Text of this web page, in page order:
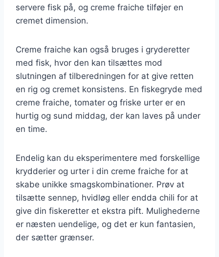
servere fisk på, og creme fraiche tilføjer en
cremet dimension.
Creme fraiche kan også bruges i gryderetter
med fisk, hvor den kan tilsættes mod
slutningen af tilberedningen for at give retten
en rig og cremet konsistens. En fiskegryde med
creme fraiche, tomater og friske urter er en
hurtig og sund middag, der kan laves på under
en time.
Endelig kan du eksperimentere med forskellige
krydderier og urter i din creme fraiche for at
skabe unikke smagskombinationer. Prøv at
tilsætte sennep, hvidløg eller endda chili for at
give din fiskeretter et ekstra pift. Mulighederne
er næsten uendelige, og det er kun fantasien,
der sætter grænser.